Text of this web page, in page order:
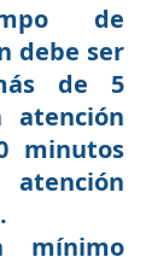
de
debe ser
de 5
atención
minutos
mínimo